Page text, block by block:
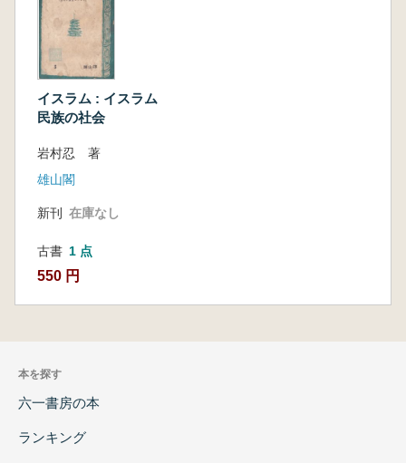
イスラム : イスラム
民族の社会
岩村忍 著
雄山閣
新刊 在庫なし
古書 1 点
550 円
本を探す
六一書房の本
ランキング